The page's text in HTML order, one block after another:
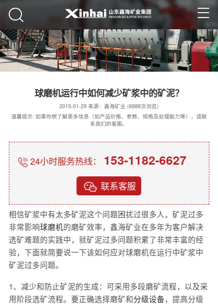
球磨机运行中如何减少矿浆中的矿泥？
2015-01-29 来源：鑫海矿业 (6888次浏览)
温馨提示: 如果你想了解更多信息（如产品价格、参数、规格及处理能力等），请联
系我们的客服。
24小时服务热线： 153-1182-6627
联系客服
相信矿浆中有太多矿泥这个问题困扰过很多人，矿泥过多
非常影响球磨机的磨矿效率，鑫海矿业在多年为客户解决
选矿难题的实践中，就矿泥过多问题积累了非常丰富的经
验，下面就简要说一下该如何应对球磨机在运行中矿浆中
矿泥过多问题。
1、减少和防止矿泥的生成：可采用多段磨矿流程，以及采
用阶段选矿流程。要正确选择磨矿和分级设备，提高分级